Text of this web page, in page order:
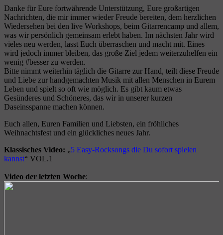
Danke für Eure fortwährende Unterstützung, Eure großartigen
Nachrichten, die mir immer wieder Freude bereiten, dem herzlichen
Wiedersehen bei den live Workshops, beim Gitarrencamp und allem,
was wir persönlich gemeinsam erlebt haben. Im nächsten Jahr wird
vieles neu werden, lasst Euch überraschen und macht mit. Eines
wird jedoch immer bleiben, das große Ziel jedem weiterzuhelfen ein
wenig #besser zu werden.
Bitte nimmt weiterhin täglich die Gitarre zur Hand, teilt diese Freude
und Liebe zur handgemachten Musik mit allen Menschen in Eurem
Leben und spielt so oft wie möglich. Es gibt kaum etwas
Gesünderes und Schöneres, das wir in unserer kurzen
Daseinsspanne machen können.
Euch allen, Euren Familien und Liebsten, ein fröhliches
Weihnachtsfest und ein glückliches neues Jahr.
Klassisches Video: „5 Easy-Rocksongs die Du sofort spielen
kannst“ VOL.1
Video der letzten Woche: